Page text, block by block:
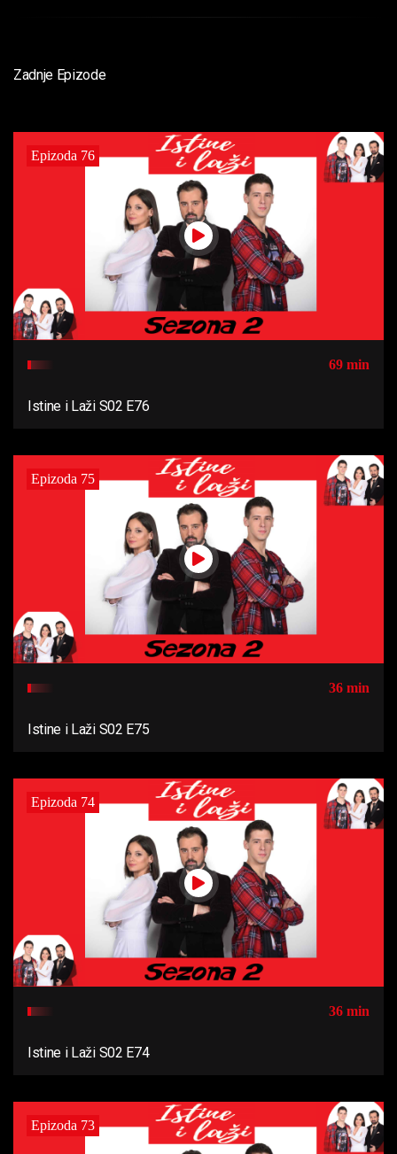
Zadnje Epizode
Epizoda 76
69 min
Istine i Laži S02 E76
Epizoda 75
36 min
Istine i Laži S02 E75
Epizoda 74
36 min
Istine i Laži S02 E74
Epizoda 73